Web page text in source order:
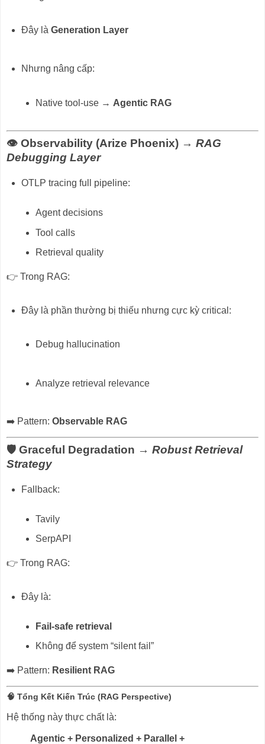
Đây là Generation Layer
Nhưng nâng cấp:
Native tool-use → Agentic RAG
👁️ Observability (Arize Phoenix) → RAG
Debugging Layer
OTLP tracing full pipeline:
Agent decisions
Tool calls
Retrieval quality
👉 Trong RAG:
Đây là phần thường bị thiếu nhưng cực kỳ critical:
Debug hallucination
Analyze retrieval relevance
➡️ Pattern: Observable RAG
🛡️ Graceful Degradation → Robust Retrieval
Strategy
Fallback:
Tavily
SerpAPI
👉 Trong RAG:
Đây là:
Fail-safe retrieval
Không để system “silent fail”
➡️ Pattern: Resilient RAG
🧠 Tổng Kết Kiến Trúc (RAG Perspective)
Hệ thống này thực chất là:
Agentic + Personalized + Parallel +